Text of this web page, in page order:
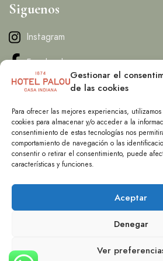
Gestionar el
de las cookies
Para ofrecer las mejores experiencias,
cookies para almacenar y/o acceder a la
consentimiento de estas tecnologías nos
comportamiento de navegación o las
consentir o retirar el consentimiento, puede
características y funciones.
Aceptar
Denegar
Ver
Siguenos
Instagram
Facebook
info@hotelpalou.com
T. (+34) 626601899